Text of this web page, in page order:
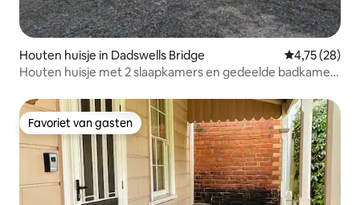
Houten huisje in Dadswells Bridge Gemiddelde
4,75 (28)
Houten huisje met 2 slaapkamers en gedeelde badkamer
Favoriet van gasten
Favoriet van gasten